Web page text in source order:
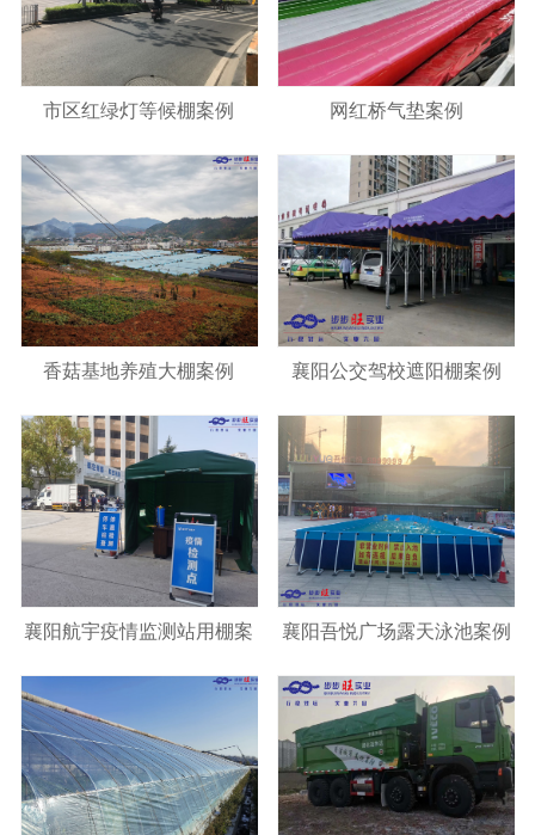
市区红绿灯等候棚案例 网红桥气垫案例
香菇基地养殖大棚案例 襄阳公交驾校遮阳棚案例
襄阳航宇疫情监测站用棚案
例
襄阳吾悦广场露天泳池案例